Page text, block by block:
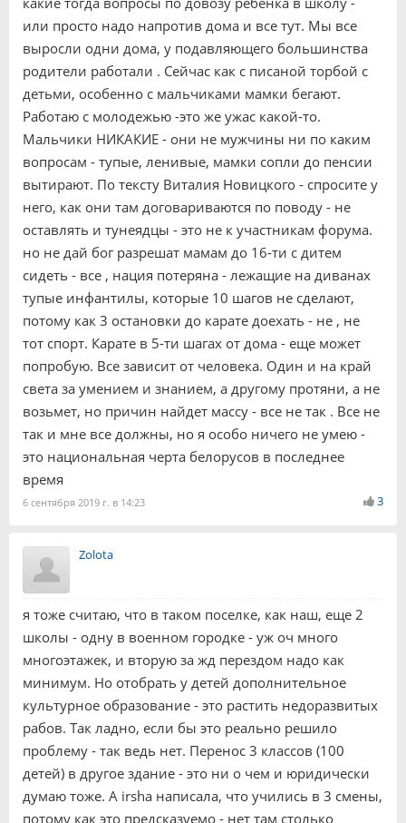
или просто надо напротив дома и все тут. Мы все
выросли одни дома, у подавляющего большинства
родители работали . Сейчас как с писаной торбой с
детьми, особенно с мальчиками мамки бегают.
Работаю с молодежью -это же ужас какой-то.
Мальчики НИКАКИЕ - они не мужчины ни по каким
вопросам - тупые, ленивые, мамки сопли до пенсии
вытирают. По тексту Виталия Новицкого - спросите у
него, как они там договариваются по поводу - не
оставлять и тунеядцы - это не к участникам форума.
но не дай бог разрешат мамам до 16-ти с дитем
сидеть - все , нация потеряна - лежащие на диванах
тупые инфантилы, которые 10 шагов не сделают,
потому как 3 остановки до карате доехать - не , не
тот спорт. Карате в 5-ти шагах от дома - еще может
попробую. Все зависит от человека. Один и на край
света за умением и знанием, а другому протяни, а не
возьмет, но причин найдет массу - все не так . Все не
так и мне все должны, но я особо ничего не умею -
это национальная черта белорусов в последнее
время
6 сентября 2019 г. в 14:23 3
Zolota
я тоже считаю, что в таком поселке, как наш, еще 2
школы - одну в военном городке - уж оч много
многоэтажек, и вторую за жд перездом надо как
минимум. Но отобрать у детей дополнительное
культурное образование - это растить недоразвитых
рабов. Так ладно, если бы это реально решило
проблему - так ведь нет. Перенос 3 классов (100
детей) в другое здание - это ни о чем и юридически
думаю тоже. А irsha написала, что учились в 3 смены,
потому как это предсказуемо - нет там столько